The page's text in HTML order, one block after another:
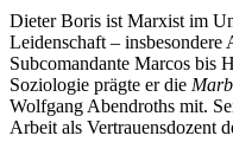
Dieter Boris ist Marxist im
Leidenschaft –
Subcomandante Marcos bis
Soziologie prägte er die
Wolfgang Abendroths mit.
Arbeit als Vertrauensdozent